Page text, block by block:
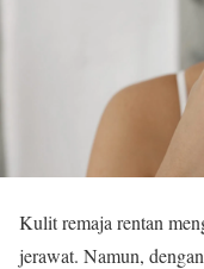
Kulit remaja rentan
jerawat. Namun,